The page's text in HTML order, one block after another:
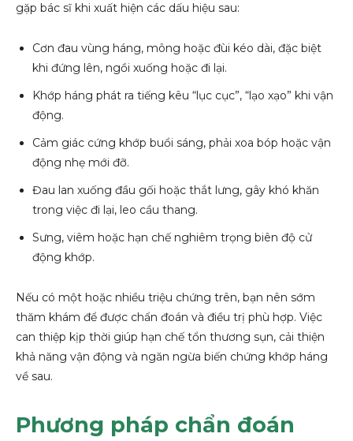
gặp bác sĩ khi xuất hiện các dấu hiệu sau:
Cơn đau vùng háng, mông hoặc đùi kéo dài, đặc biệt
khi đứng lên, ngồi xuống hoặc đi lại.
Khớp háng phát ra tiếng kêu “lục cục”, “lạo xạo” khi vận
động.
Cảm giác cứng khớp buổi sáng, phải xoa bóp hoặc vận
động nhẹ mới đỡ.
Đau lan xuống đầu gối hoặc thắt lưng, gây khó khăn
trong việc đi lại, leo cầu thang.
Sưng, viêm hoặc hạn chế nghiêm trọng biên độ cử
động khớp.
Nếu có một hoặc nhiều triệu chứng trên, bạn nên sớm
thăm khám để được chẩn đoán và điều trị phù hợp. Việc
can thiệp kịp thời giúp hạn chế tổn thương sụn, cải thiện
khả năng vận động và ngăn ngừa biến chứng khớp háng
về sau.
Phương pháp chẩn đoán